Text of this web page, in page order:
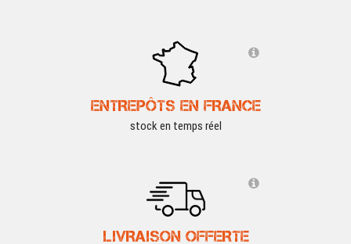
ENTREPÔTS EN FRANCE
stock en temps réel
LIVRAISON OFFERTE